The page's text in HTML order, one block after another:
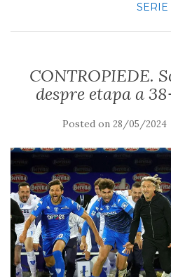
SERIE
CONTROPIEDE.
despre etapa a
Posted on 28/05/2024